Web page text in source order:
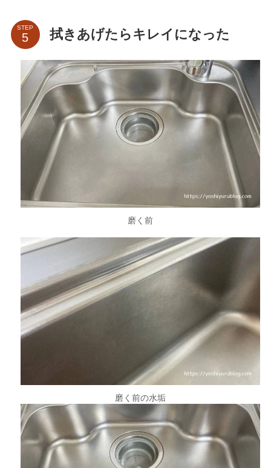
STEP 拭きあげたらキレイになった
磨く前
磨く前の水垢